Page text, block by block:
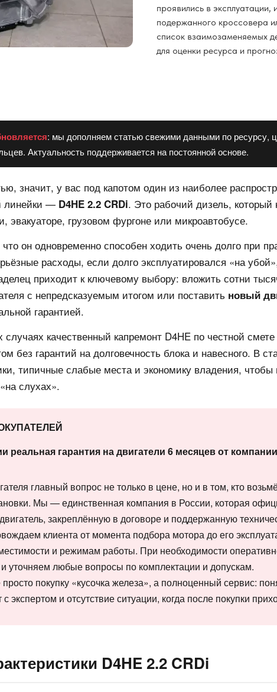
проявились в эксплуатации,
подержанного кроссовера
список взаимозаменяемых
для оценки ресурса и
: мы дополняем статью свежими данными по ресурсу,
Актуальность поддерживается на постоянной основе.
значит, у вас под капотом один из наиболее
линейки — D4HE 2.2 CRDi. Это рабочий дизель,
эвакуаторе, грузовом фургоне или микроавтобусе.
он одновременно способен ходить очень долго при
расходы, если долго эксплуатировался «на
приходит к ключевому выбору: вложить сотни
с непредсказуемым итогом или поставить новый
гарантией.
случаях качественный капремонт D4HE по честной
без гарантий на долговечность блока и навесного. В
типичные слабые места и экономику владения,
слухах».
реальная гарантия на двигатели 6 месяцев от
главный вопрос не только в цене, но и в том, кто
Мы — единственная компания в России, которая
закреплённую в договоре и поддержанную
клиента от момента подбора мотора до его
и режимам работы. При необходимости
уточняем любые вопросы по комплектации и допускам.
покупку «кусочка железа», а полноценный сервис:
экспертом и отсутствие ситуации, когда после покупки
D4HE 2.2 CRDi